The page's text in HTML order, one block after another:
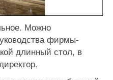
Можно
фирмы-
длинный стол, в